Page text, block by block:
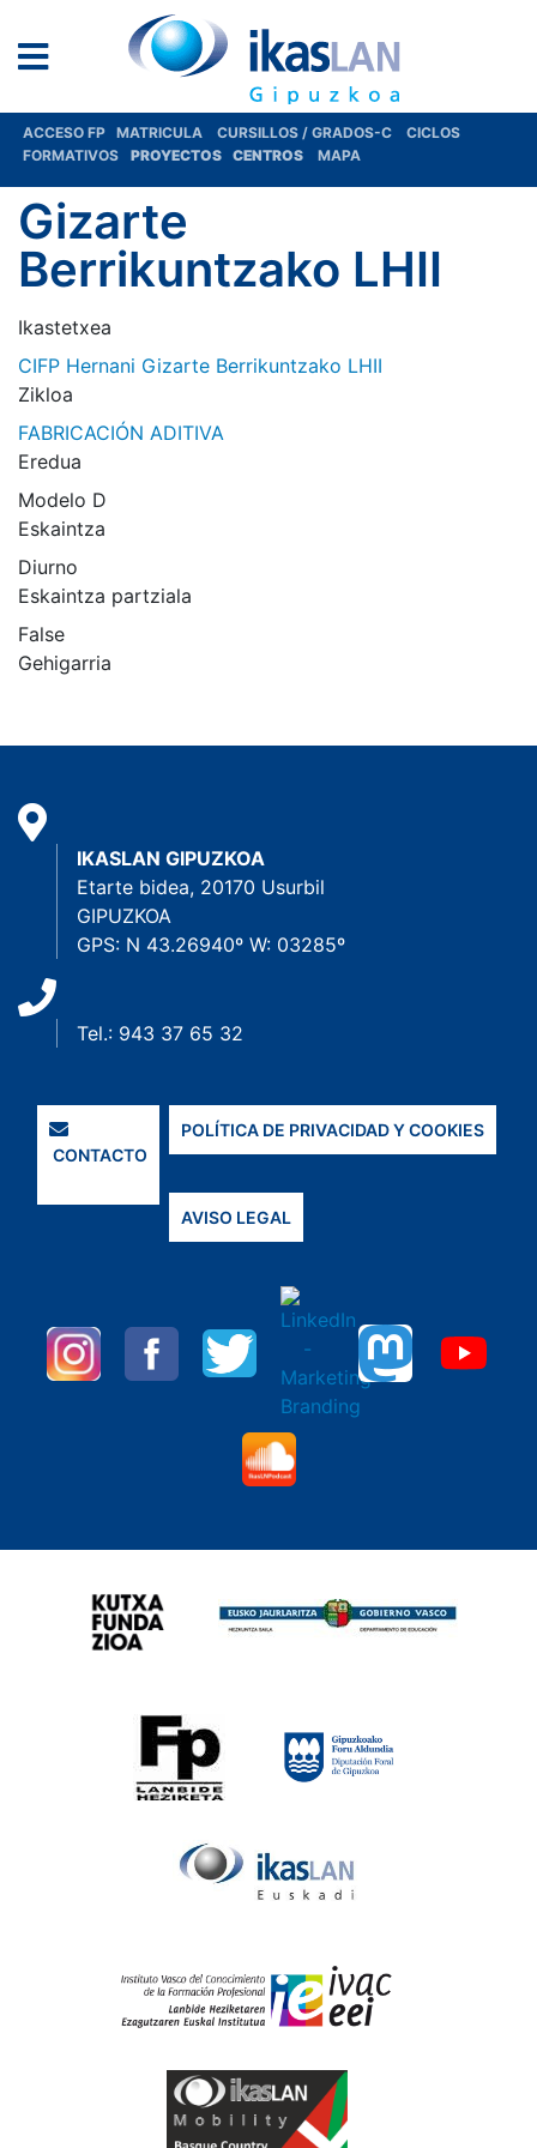
ACCESO FP MATRICULA CURSILLOS / GRADOS-C
CICLOS
FORMATIVOS
PROYECTOS CENTROS MAPA
Gizarte
Berrikuntzako LHII
Ikastetxea
CIFP Hernani Gizarte Berrikuntzako LHII
Zikloa
FABRICACIÓN ADITIVA
Eredua
Modelo D
Eskaintza
Diurno
Eskaintza partziala
False
Gehigarria
IKASLAN GIPUZKOA
Etarte bidea, 20170 Usurbil
GIPUZKOA
GPS: N 43.26940º W: 03285º
Tel.: 943 37 65 32
CONTACTO
POLÍTICA DE PRIVACIDAD Y COOKIES
AVISO LEGAL